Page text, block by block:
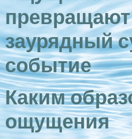
превращают
заурядный
событие
Каким
ощущения